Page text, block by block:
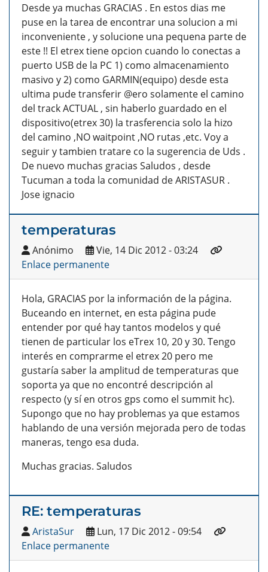
Desde ya muchas GRACIAS . En estos dias me
puse en la tarea de encontrar una solucion a mi
inconveniente , y solucione una pequena parte de
este !! El etrex tiene opcion cuando lo conectas a
puerto USB de la PC 1) como almacenamiento
masivo y 2) como GARMIN(equipo) desde esta
ultima pude transferir @ero solamente el camino
del track ACTUAL , sin haberlo guardado en el
dispositivo(etrex 30) la trasferencia solo la hizo
del camino ,NO waitpoint ,NO rutas ,etc. Voy a
seguir y tambien tratare co la sugerencia de Uds .
De nuevo muchas gracias Saludos , desde
Tucuman a toda la comunidad de ARISTASUR .
Jose ignacio
temperaturas
Anónimo
Vie, 14 Dic 2012 - 03:24
Enlace permanente
Hola, GRACIAS por la información de la página.
Buceando en internet, en esta página pude
entender por qué hay tantos modelos y qué
tienen de particular los eTrex 10, 20 y 30. Tengo
interés en comprarme el etrex 20 pero me
gustaría saber la amplitud de temperaturas que
soporta ya que no encontré descripción al
respecto (y sí en otros gps como el summit hc).
Supongo que no hay problemas ya que estamos
hablando de una versión mejorada pero de todas
maneras, tengo esa duda.
Muchas gracias. Saludos
RE: temperaturas
AristaSur
Lun, 17 Dic 2012 - 09:54
Enlace permanente